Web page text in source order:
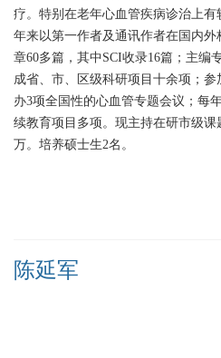
疗。特别在老年心血管疾病诊治上有
年来以第一作者及通讯作者在国内
章60多篇，其中SCI收录16篇；主编
成省、市、区级科研项目十余项；
办3项全国性的心血管专题会议；每
续教育项目多项。现主持在研市级课
万。培养硕士生2名。
陈延军